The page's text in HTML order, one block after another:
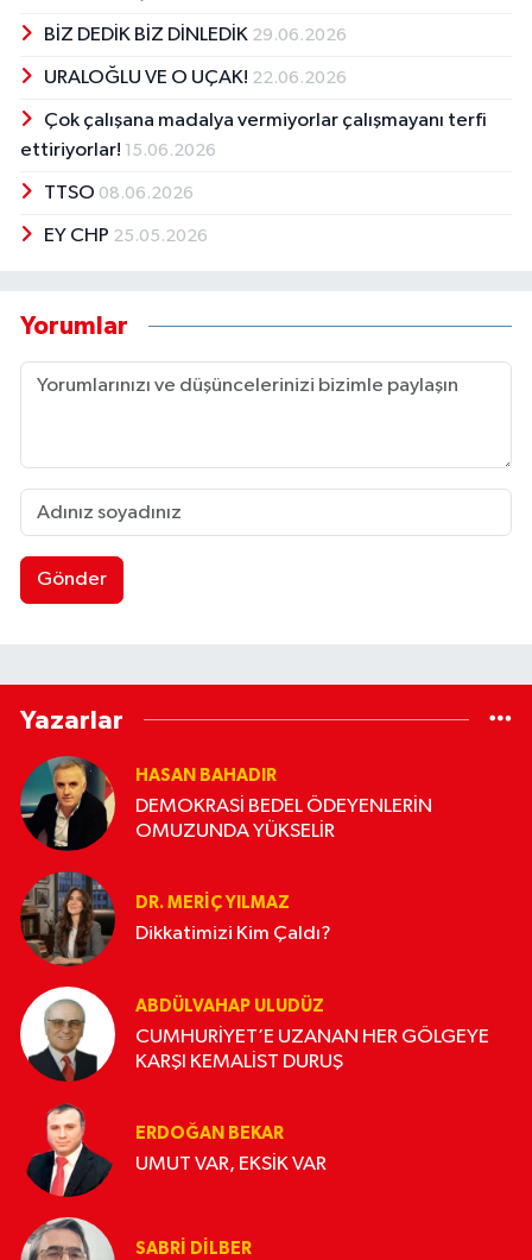
BİZ DEDİK BİZ DİNLEDİK 29.06.2026
URALOĞLU VE O UÇAK! 22.06.2026
Çok çalışana madalya vermiyorlar çalışmayanı terfi
ettiriyorlar! 15.06.2026
TTSO 08.06.2026
EY CHP 25.05.2026
Yorumlar
Gönder
Yazarlar
HASAN BAHADIR
DEMOKRASİ BEDEL ÖDEYENLERİN
OMUZUNDA YÜKSELİR
DR. MERIÇ YILMAZ
Dikkatimizi Kim Çaldı?
ABDÜLVAHAP ULUDÜZ
CUMHURİYET’E UZANAN HER GÖLGEYE
KARŞI KEMALİST DURUŞ
ERDOĞAN BEKAR
UMUT VAR, EKSİK VAR
SABRI DILBER